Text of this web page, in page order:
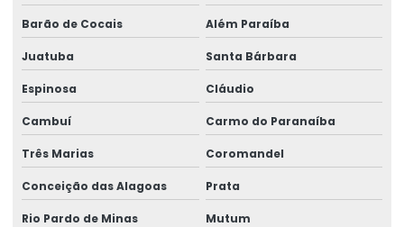
Barão de Cocais Além Paraíba
Juatuba Santa Bárbara
Espinosa Cláudio
Cambuí Carmo do Paranaíba
Três Marias Coromandel
Conceição das Alagoas Prata
Rio Pardo de Minas Mutum